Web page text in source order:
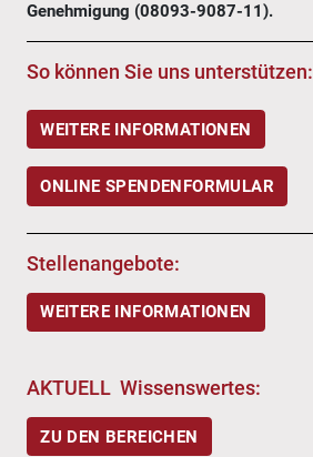
Genehmigung (08093-9087-11).
So können Sie uns unterstützen:
WEITERE INFORMATIONEN
ONLINE SPENDENFORMULAR
Stellenangebote:
WEITERE INFORMATIONEN
AKTUELL Wissenswertes:
ZU DEN BEREICHEN